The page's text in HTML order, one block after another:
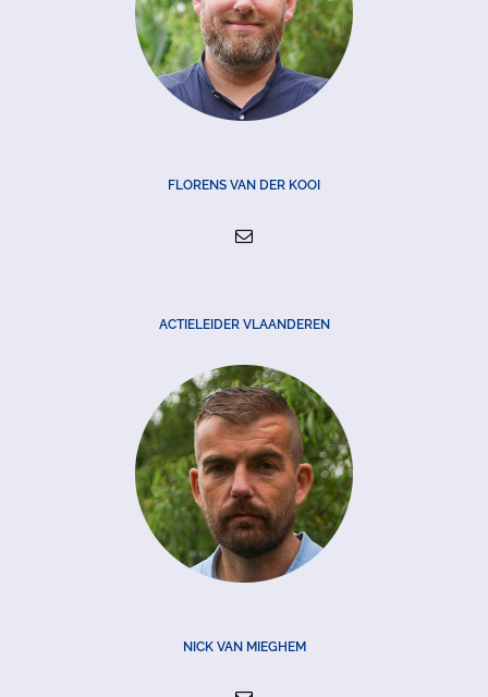
FLORENS VAN DER KOOI
ACTIELEIDER VLAANDEREN
NICK VAN MIEGHEM